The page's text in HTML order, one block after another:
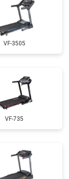
VF-3505
VF-735